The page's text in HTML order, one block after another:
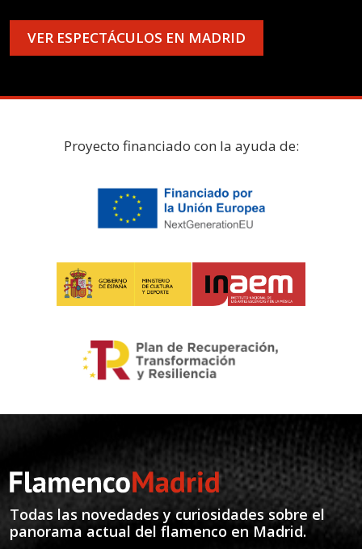
VER ESPECTÁCULOS EN MADRID
Proyecto financiado con la ayuda de:
Todas las novedades y curiosidades sobre el
panorama actual del flamenco en Madrid.